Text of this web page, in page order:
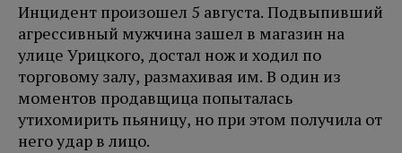
Инцидент произошел 5 августа. Подвыпивший
агрессивный мужчина зашел в магазин на
улице Урицкого, достал нож и ходил по
торговому залу, размахивая им. В один из
моментов продавщица попыталась
утихомирить пьяницу, но при этом получила от
него удар в лицо.